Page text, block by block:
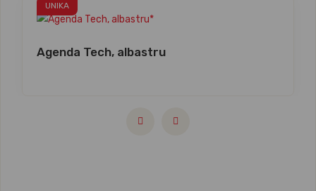
UNIKA
Agenda Tech, albastru